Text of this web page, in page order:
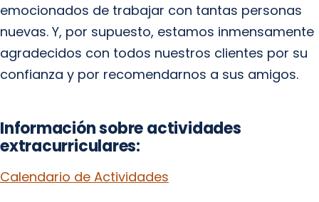
emocionados de trabajar con tantas personas
nuevas. Y, por supuesto, estamos inmensamente
agradecidos con todos nuestros clientes por su
confianza y por recomendarnos a sus amigos.
Información sobre actividades
extracurriculares:
Calendario de Actividades